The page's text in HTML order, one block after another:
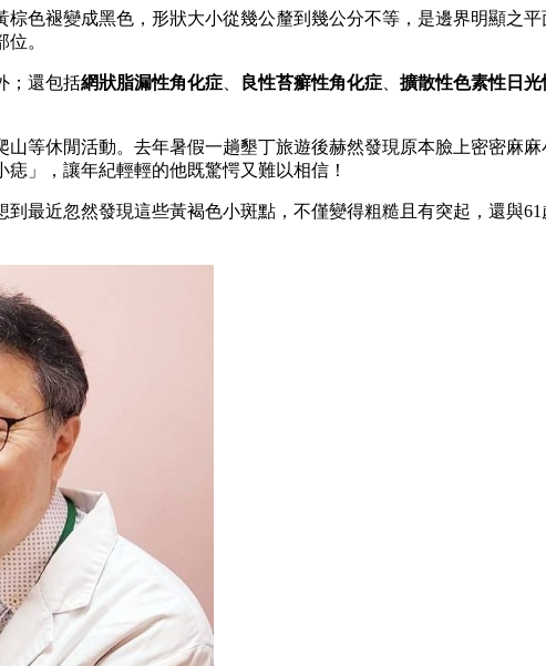
色褪變成黑色，形狀大小從幾公釐到幾公分不等，是邊界明顯之
。
；還包括網狀脂漏性角化症 良性苔癬性角化症 擴散性色素性日光
等休閒活動。去年暑假一趟墾丁旅遊後赫然發現原本臉上密密麻
」，讓年紀輕輕的他既驚愕又難以相信！
最近忽然發現這些黃褐色小斑點，不僅變得粗糙且有突起，還與